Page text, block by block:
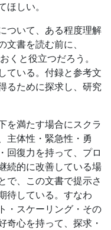
しい。
ついて、ある程度理解
書を読む前に、
くと役立つだろう。
ている。付録と参考文
るために探求し、研究
を満たす場合にスクラ
主体性・緊急性・勇
回復力を持って、プロ
続的に改善している場
で、この文書で提示さ
待している。すなわ
・スケーリング・その
奇心を持って、探求・